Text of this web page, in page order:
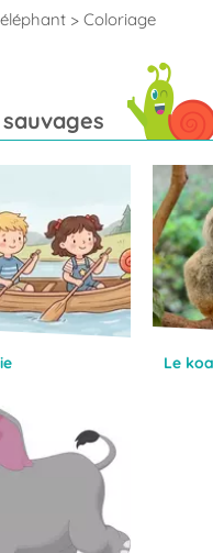
> Coloriage
Le